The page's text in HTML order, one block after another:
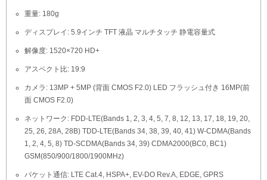
重量: 180g
ディスプレイ: 5.9インチ TFT 液晶 マルチタッチ 静電容量式
解像度: 1520×720 HD+
アスペクト比: 19:9
カメラ: 13MP + 5MP (背面 CMOS F2.0) LED フラッシュ付き 16MP(前
面 CMOS F2.0)
ネットワーク: FDD-LTE(Bands 1, 2, 3, 4, 5, 7, 8, 12, 13, 17, 18, 19, 20,
25, 26, 28A, 28B) TDD-LTE(Bands 34, 38, 39, 40, 41) W-CDMA(Bands
1, 2, 4, 5, 8) TD-SCDMA(Bands 34, 39) CDMA2000(BC0, BC1)
GSM(850/900/1800/1900MHz)
パケット通信: LTE Cat.4, HSPA+, EV-DO Rev.A, EDGE, GPRS